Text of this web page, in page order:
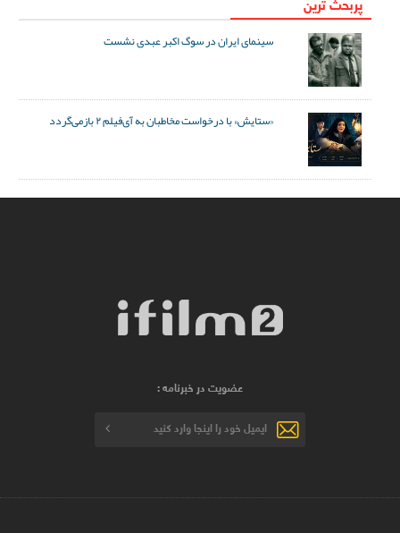
سینمای ایران در سوگ اکبر عبدی نشست
«ستایش» با درخواست مخاطبان به آی‌فیلم ۲ بازمی‌گردد
عضویت در خبرنامه :